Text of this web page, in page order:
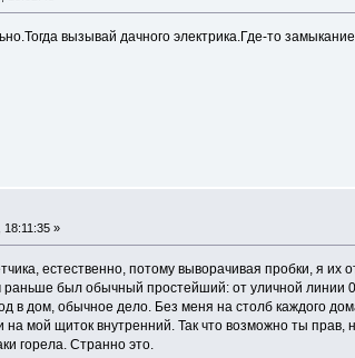
вызывай дачного электрика.Где-то
»
естественно, потому выворачивая пробки, я
был обычный простейший: от уличной линии
в дом, обычное дело. Без меня на столб каждого
на мой щиток внутренний. Так что возможно ты
горела. Странно это.